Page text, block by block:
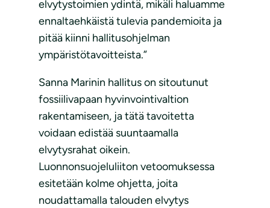
elvytystoimien ydintä, mikäli haluamme
ennaltaehkäistä tulevia pandemioita ja
pitää kiinni hallitusohjelman
ympäristötavoitteista.”
Sanna Marinin hallitus on sitoutunut
fossiilivapaan hyvinvointivaltion
rakentamiseen, ja tätä tavoitetta
voidaan edistää suuntaamalla
elvytysrahat oikein.
Luonnonsuojeluliiton vetoomuksessa
esitetään kolme ohjetta, joita
noudattamalla talouden elvytys